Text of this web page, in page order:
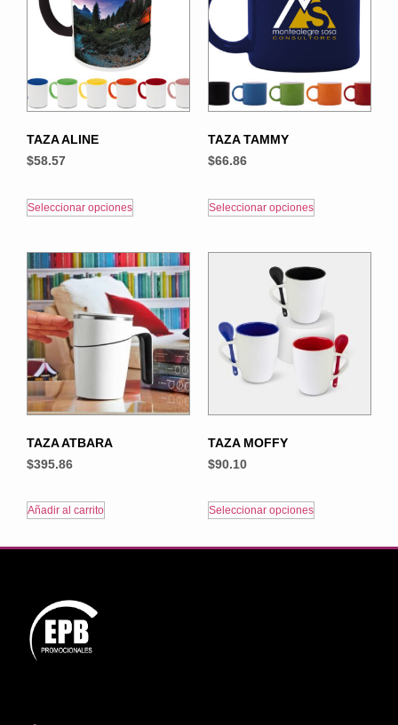
TAZA ALINE
$58.57
Seleccionar opciones
TAZA TAMMY
$66.86
Seleccionar opciones
TAZA ATBARA
$395.86
Añadir al carrito
TAZA MOFFY
$90.10
Seleccionar opciones